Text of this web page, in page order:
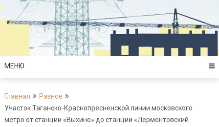
Перейти
содержимому
МЕНЮ
Главная
Разное
Участок Таганско-Краснопресненской линии московского
метро от станции «Выхино» до станции «Лермонтовский